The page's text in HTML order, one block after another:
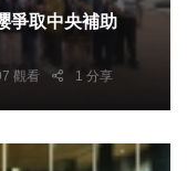
觀看 1 分享